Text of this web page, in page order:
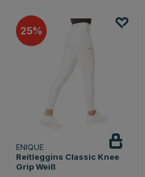
25
ENIQUE
Reitleggins Classic Knee
Grip Weiß